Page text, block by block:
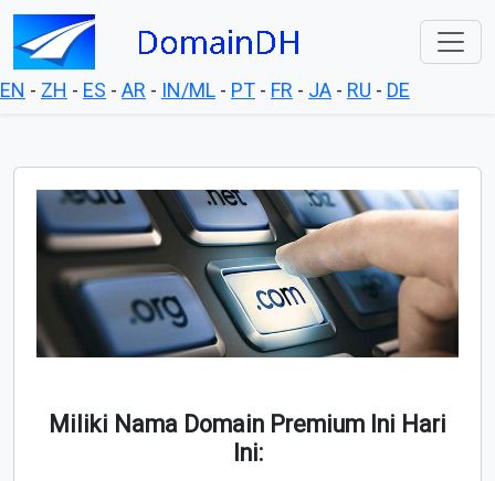
EN - ZH - ES - AR - IN/ML - PT - FR - JA - RU - DE
Miliki Nama Domain Premium Ini Hari
Ini: